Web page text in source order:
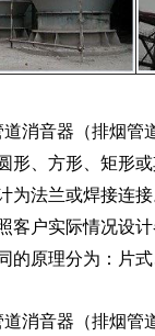
消音器（排烟管
形、方形、矩形或
为法兰或焊接连接
客户实际情况设计
的原理分为：片
消音器（排烟管